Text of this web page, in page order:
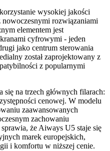
wysokiej jakości
nowoczesnymi rozwiązaniami
elementem jest
cyfrowymi - jeden
jako centrum sterowania
został zaprojektowany z
z popularnymi
na trzech głównych filarach:
cenowej. W modelu
zaawansowanych
zachowaniu
że Aiways U5 staje się
marek europejskich,
i komfortu w niższej cenie.